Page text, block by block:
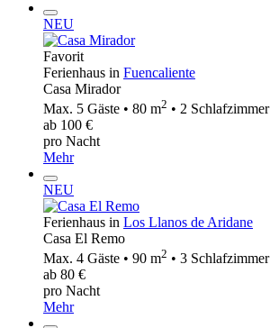
NEU
Favorit
Ferienhaus in Fuencaliente
Casa Mirador
Max. 5 Gäste • 80 m2 • 2 Schlafzimmer
ab 100 €
pro Nacht
Mehr
NEU
Ferienhaus in Los Llanos de Aridane
Casa El Remo
Max. 4 Gäste • 90 m2 • 3 Schlafzimmer
ab 80 €
pro Nacht
Mehr